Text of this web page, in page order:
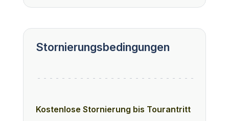
Stornierungsbedingungen
Kostenlose Stornierung bis Tourantritt